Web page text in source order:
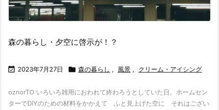
森の暮らし・夕空に啓示が！？
 2023年7月27日  森の暮らし , 風景 , クリーム・アイシング
oznorTO いろいろ雑用におわれて終わろうとしていた日。ホームセン
ターでDIYのための材料をかかえて ふと見上げた空に それはござい